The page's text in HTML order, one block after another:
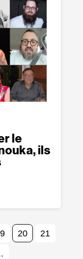
le
ils
20 21